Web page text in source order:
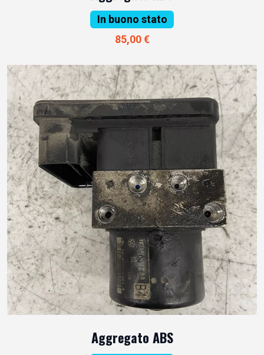
In buono stato
85,00 €
Aggregato ABS